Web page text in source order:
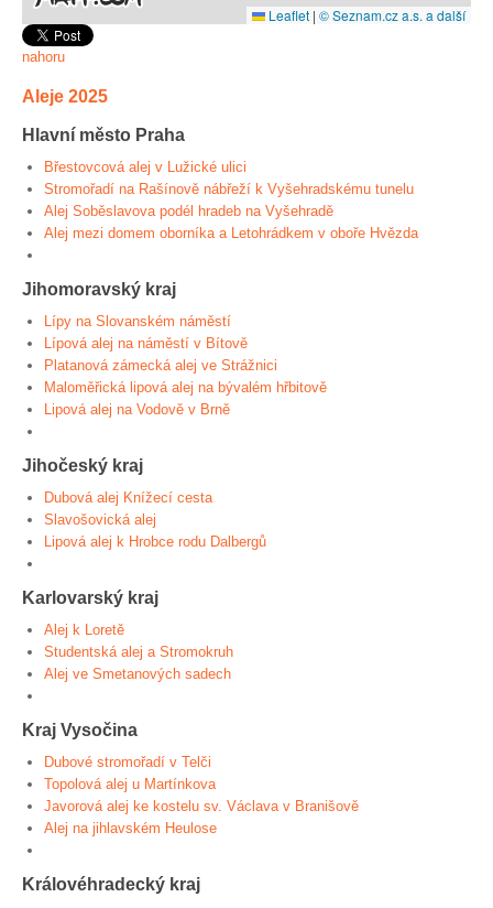
Leaflet | © Seznam.cz a.s. a další
nahoru
Aleje 2025
Hlavní město Praha
Břestovcová alej v Lužické ulici
Stromořadí na Rašínově nábřeží k Vyšehradskému tunelu
Alej Soběslavova podél hradeb na Vyšehradě
Alej mezi domem oborníka a Letohrádkem v oboře Hvězda
Jihomoravský kraj
Lípy na Slovanském náměstí
Lípová alej na náměstí v Bítově
Platanová zámecká alej ve Strážnici
Maloměřická lipová alej na bývalém hřbitově
Lipová alej na Vodově v Brně
Jihočeský kraj
Dubová alej Knížecí cesta
Slavošovická alej
Lipová alej k Hrobce rodu Dalbergů
Karlovarský kraj
Alej k Loretě
Studentská alej a Stromokruh
Alej ve Smetanových sadech
Kraj Vysočina
Dubové stromořadí v Telči
Topolová alej u Martínkova
Javorová alej ke kostelu sv. Václava v Branišově
Alej na jihlavském Heulose
Královéhradecký kraj